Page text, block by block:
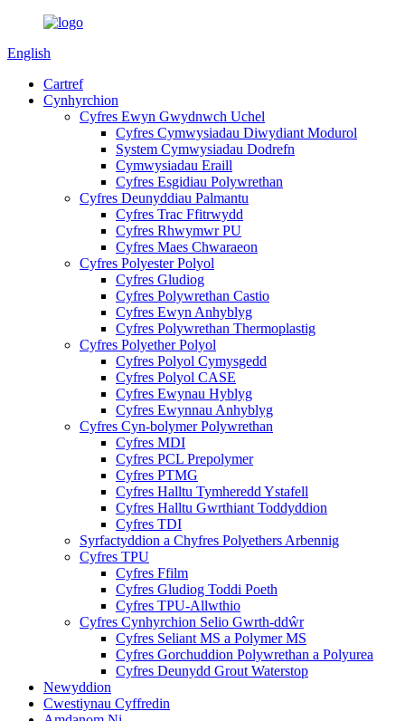
English
Cartref
Cynhyrchion
Cyfres Ewyn Gwydnwch Uchel
Cyfres Cymwysiadau Diwydiant Modurol
System Cymwysiadau Dodrefn
Cymwysiadau Eraill
Cyfres Esgidiau Polywrethan
Cyfres Deunyddiau Palmantu
Cyfres Trac Ffitrwydd
Cyfres Rhwymwr PU
Cyfres Maes Chwaraeon
Cyfres Polyester Polyol
Cyfres Gludiog
Cyfres Polywrethan Castio
Cyfres Ewyn Anhyblyg
Cyfres Polywrethan Thermoplastig
Cyfres Polyether Polyol
Cyfres Polyol Cymysgedd
Cyfres Polyol CASE
Cyfres Ewynau Hyblyg
Cyfres Ewynnau Anhyblyg
Cyfres Cyn-bolymer Polywrethan
Cyfres MDI
Cyfres PCL Prepolymer
Cyfres PTMG
Cyfres Halltu Tymheredd Ystafell
Cyfres Halltu Gwrthiant Toddyddion
Cyfres TDI
Syrfactyddion a Chyfres Polyethers Arbennig
Cyfres TPU
Cyfres Ffilm
Cyfres Gludiog Toddi Poeth
Cyfres TPU-Allwthio
Cyfres Cynhyrchion Selio Gwrth-ddŵr
Cyfres Seliant MS a Polymer MS
Cyfres Gorchuddion Polywrethan a Polyurea
Cyfres Deunydd Grout Waterstop
Newyddion
Cwestiynau Cyffredin